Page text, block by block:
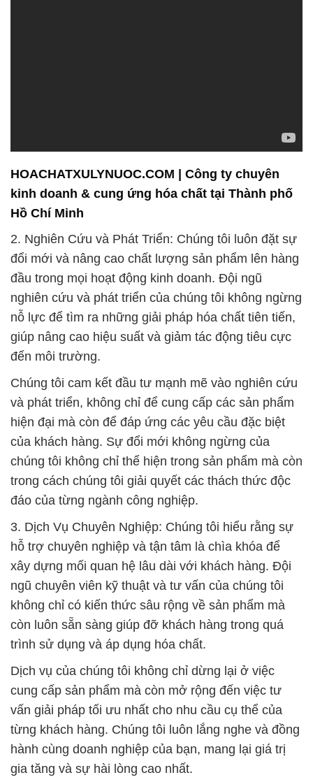
HOACHATXULYNUOC.COM | Công ty chuyên
kinh doanh & cung ứng hóa chất tại Thành phố
Hồ Chí Minh
2. Nghiên Cứu và Phát Triển: Chúng tôi luôn đặt sự
đổi mới và nâng cao chất lượng sản phẩm lên hàng
đầu trong mọi hoạt động kinh doanh. Đội ngũ
nghiên cứu và phát triển của chúng tôi không ngừng
nỗ lực để tìm ra những giải pháp hóa chất tiên tiến,
giúp nâng cao hiệu suất và giảm tác động tiêu cực
đến môi trường.
Chúng tôi cam kết đầu tư mạnh mẽ vào nghiên cứu
và phát triển, không chỉ để cung cấp các sản phẩm
hiện đại mà còn để đáp ứng các yêu cầu đặc biệt
của khách hàng. Sự đổi mới không ngừng của
chúng tôi không chỉ thể hiện trong sản phẩm mà còn
trong cách chúng tôi giải quyết các thách thức độc
đáo của từng ngành công nghiệp.
3. Dịch Vụ Chuyên Nghiệp: Chúng tôi hiểu rằng sự
hỗ trợ chuyên nghiệp và tận tâm là chìa khóa để
xây dựng mối quan hệ lâu dài với khách hàng. Đội
ngũ chuyên viên kỹ thuật và tư vấn của chúng tôi
không chỉ có kiến thức sâu rộng về sản phẩm mà
còn luôn sẵn sàng giúp đỡ khách hàng trong quá
trình sử dụng và áp dụng hóa chất.
Dịch vụ của chúng tôi không chỉ dừng lại ở việc
cung cấp sản phẩm mà còn mở rộng đến việc tư
vấn giải pháp tối ưu nhất cho nhu cầu cụ thể của
từng khách hàng. Chúng tôi luôn lắng nghe và đồng
hành cùng doanh nghiệp của bạn, mang lại giá trị
gia tăng và sự hài lòng cao nhất.